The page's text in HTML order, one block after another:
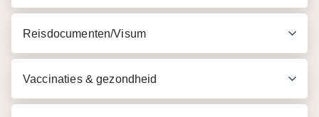
Reisdocumenten/Visum
Vaccinaties & gezondheid